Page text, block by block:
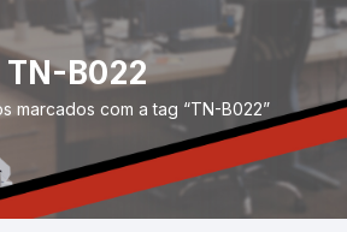
TN-B022
marcados com a tag “TN-B022”